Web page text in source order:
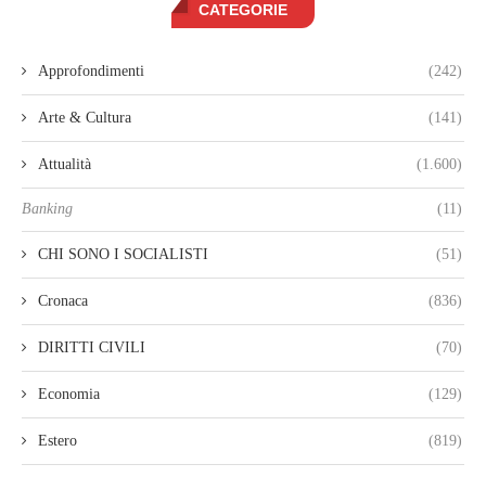
CATEGORIE
Approfondimenti (242)
Arte & Cultura (141)
Attualità (1.600)
Banking (11)
CHI SONO I SOCIALISTI (51)
Cronaca (836)
DIRITTI CIVILI (70)
Economia (129)
Estero (819)